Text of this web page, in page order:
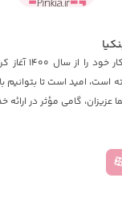
فروشگاه
است، امید است تا بتوانیم
از شما عزیزان، گامی مؤثر در